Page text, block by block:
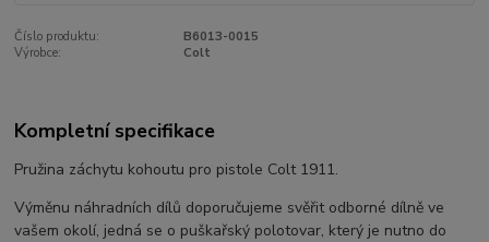
Číslo produktu:
B6013-0015
Výrobce:
Colt
Kompletní specifikace
Pružina záchytu kohoutu pro pistole Colt 1911.
Výměnu náhradních dílů doporučujeme svěřit odborné dílně ve
vašem okolí, jedná se o puškařský polotovar, který je nutno do